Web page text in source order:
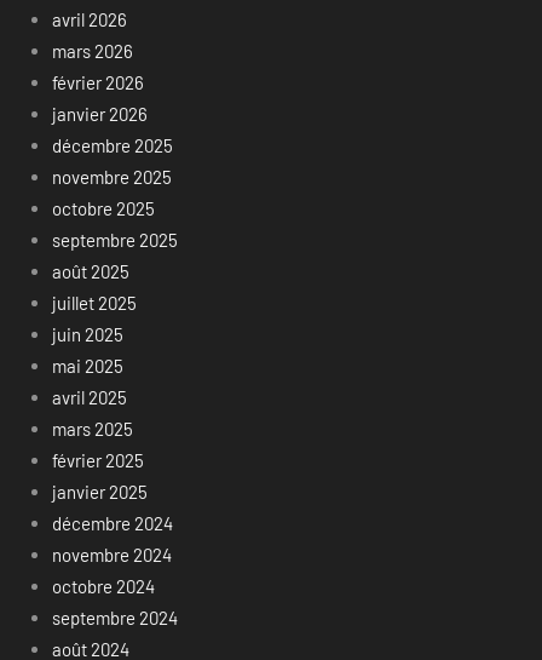
avril 2026
mars 2026
février 2026
janvier 2026
décembre 2025
novembre 2025
octobre 2025
septembre 2025
août 2025
juillet 2025
juin 2025
mai 2025
avril 2025
mars 2025
février 2025
janvier 2025
décembre 2024
novembre 2024
octobre 2024
septembre 2024
août 2024